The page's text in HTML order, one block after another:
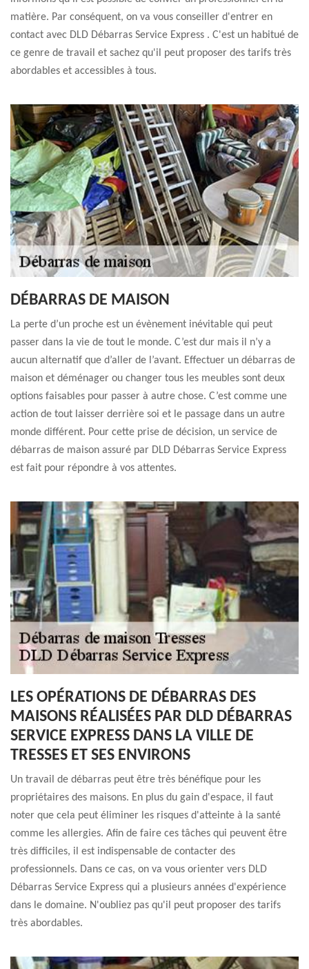
matière. Par conséquent, on va vous conseiller d'entrer en
contact avec DLD Débarras Service Express . C'est un habitué de
ce genre de travail et sachez qu'il peut proposer des tarifs très
abordables et accessibles à tous.
DÉBARRAS DE MAISON
La perte d’un proche est un évènement inévitable qui peut
passer dans la vie de tout le monde. C’est dur mais il n’y a
aucun alternatif que d’aller de l’avant. Effectuer un débarras de
maison et déménager ou changer tous les meubles sont deux
options faisables pour passer à autre chose. C’est comme une
action de tout laisser derrière soi et le passage dans un autre
monde différent. Pour cette prise de décision, un service de
débarras de maison assuré par DLD Débarras Service Express
est fait pour répondre à vos attentes.
LES OPÉRATIONS DE DÉBARRAS DES
MAISONS RÉALISÉES PAR DLD DÉBARRAS
SERVICE EXPRESS DANS LA VILLE DE
TRESSES ET SES ENVIRONS
Un travail de débarras peut être très bénéfique pour les
propriétaires des maisons. En plus du gain d'espace, il faut
noter que cela peut éliminer les risques d'atteinte à la santé
comme les allergies. Afin de faire ces tâches qui peuvent être
très difficiles, il est indispensable de contacter des
professionnels. Dans ce cas, on va vous orienter vers DLD
Débarras Service Express qui a plusieurs années d'expérience
dans le domaine. N'oubliez pas qu'il peut proposer des tarifs
très abordables.